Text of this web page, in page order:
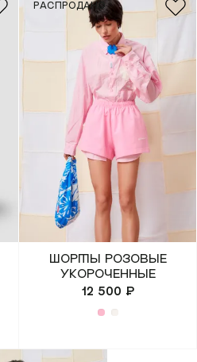
РАСПРОДАНО
Шорты розовые
укороченные
12 500 ₽